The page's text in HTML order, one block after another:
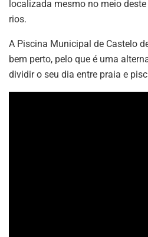
localizada mesmo no meio
rios.
A Piscina Municipal de Castelo
bem perto, pelo que é uma
dividir o seu dia entre praia e